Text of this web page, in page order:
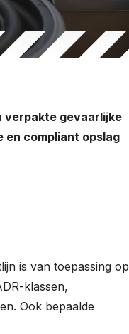
verpakte gevaarlijke
en compliant opslag
is van toepassing op
klassen,
Ook bepaalde